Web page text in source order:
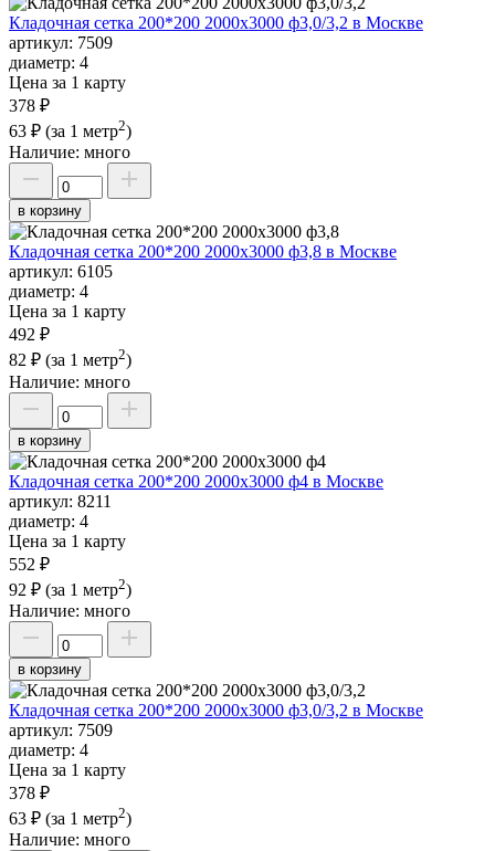
Кладочная сетка 200*200 2000х3000 ф3,0/3,2 в Москве
артикул: 7509
диаметр: 4
Цена за 1 карту
378 ₽
63 ₽ (за 1 метр2)
Наличие: много
в корзину
Кладочная сетка 200*200 2000х3000 ф3,8 в Москве
артикул: 6105
диаметр: 4
Цена за 1 карту
492 ₽
82 ₽ (за 1 метр2)
Наличие: много
в корзину
Кладочная сетка 200*200 2000х3000 ф4 в Москве
артикул: 8211
диаметр: 4
Цена за 1 карту
552 ₽
92 ₽ (за 1 метр2)
Наличие: много
в корзину
Кладочная сетка 200*200 2000х3000 ф3,0/3,2 в Москве
артикул: 7509
диаметр: 4
Цена за 1 карту
378 ₽
63 ₽ (за 1 метр2)
Наличие: много